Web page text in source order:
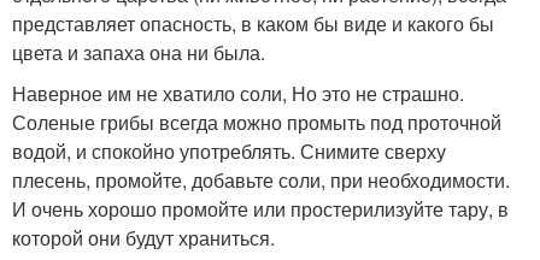
представляет опасность, в каком бы виде и какого бы
цвета и запаха она ни была.
Наверное им не хватило соли, Но это не страшно.
Соленые грибы всегда можно промыть под проточной
водой, и спокойно употреблять. Снимите сверху
плесень, промойте, добавьте соли, при необходимости.
И очень хорошо промойте или простерилизуйте тару, в
которой они будут храниться.